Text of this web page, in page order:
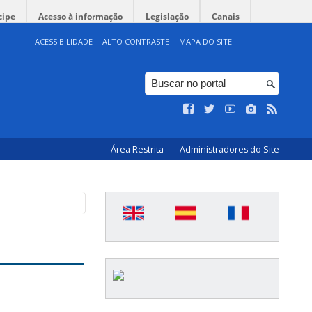
Acesso à informação Legislação Canais
ACESSIBILIDADE ALTO CONTRASTE MAPA DO SITE
Área Restrita Administradores do Site